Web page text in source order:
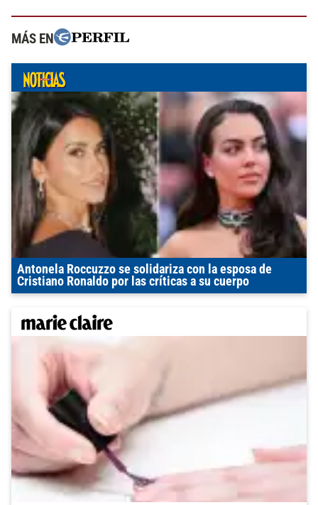
MÁS EN
Antonela Roccuzzo se solidariza con la esposa de
Cristiano Ronaldo por las críticas a su cuerpo